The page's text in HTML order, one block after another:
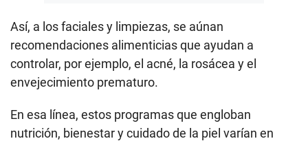
Así, a los faciales y limpiezas, se aúnan
recomendaciones alimenticias que ayudan a
controlar, por ejemplo, el acné, la rosácea y el
envejecimiento prematuro.
En esa línea, estos programas que engloban
nutrición, bienestar y cuidado de la piel varían en